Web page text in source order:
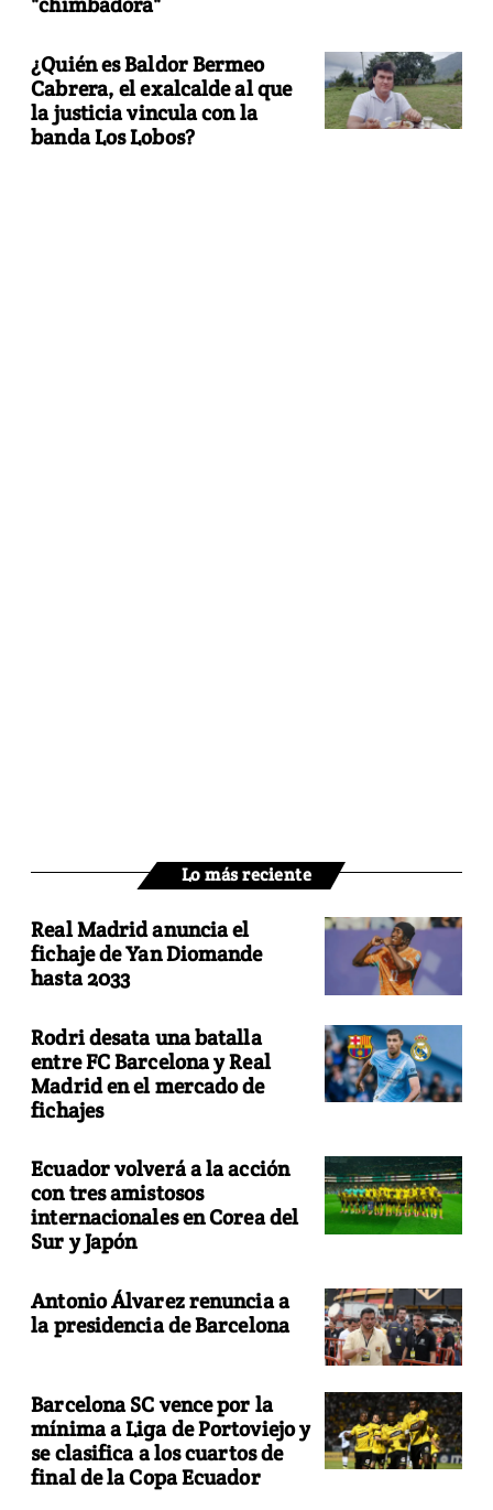
¿Quién es Baldor Bermeo
Cabrera, el exalcalde al que
la justicia vincula con la
banda Los Lobos?
Lo más reciente
Real Madrid anuncia el
fichaje de Yan Diomande
hasta 2033
Rodri desata una batalla
entre FC Barcelona y Real
Madrid en el mercado de
fichajes
Ecuador volverá a la acción
con tres amistosos
internacionales en Corea del
Sur y Japón
Antonio Álvarez renuncia a
la presidencia de Barcelona
Barcelona SC vence por la
mínima a Liga de Portoviejo y
se clasifica a los cuartos de
final de la Copa Ecuador